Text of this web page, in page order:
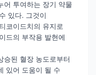
어 투여하는 장기 약물
있다. 그것이
코이드치의 유지로
드의 부작용 발현에
승된 혈장 농도로부터
있어 도움이 될 수